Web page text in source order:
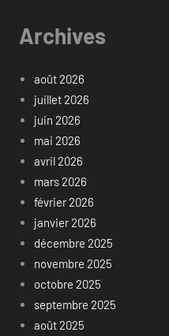
Archives
août 2026
juillet 2026
juin 2026
mai 2026
avril 2026
mars 2026
février 2026
janvier 2026
décembre 2025
novembre 2025
octobre 2025
septembre 2025
août 2025